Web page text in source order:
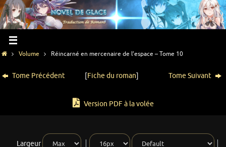
Volume Réincarné en mercenaire de l’espace – Tome 10
Tome Précédent [Fiche du roman] Tome Suivant
Version PDF à la volée
Largeur